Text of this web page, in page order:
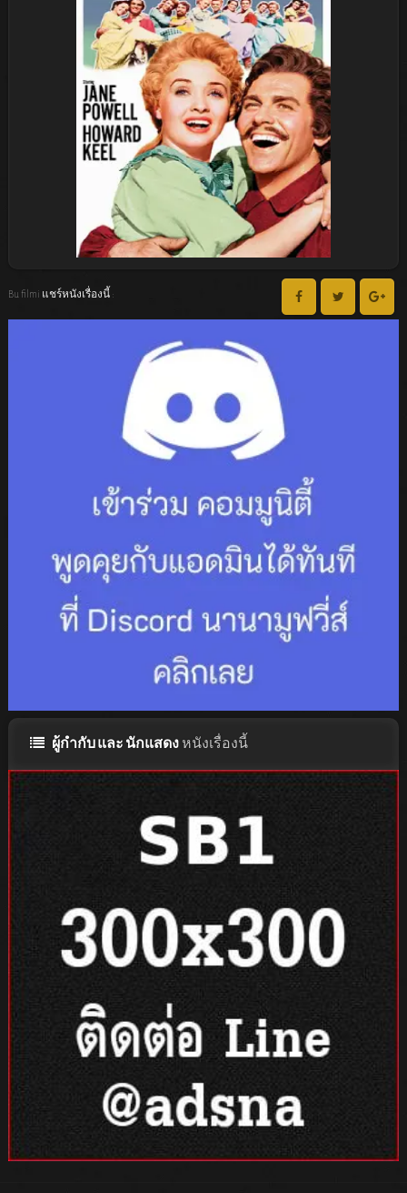
Bu filmi แชร์หนังเรื่องนี้ :
ผู้กำกับ และ นักแสดงหนังเรื่องนี้